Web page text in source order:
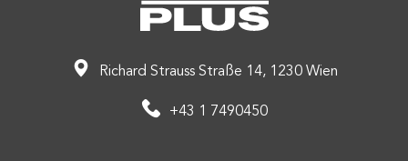
Richard Strauss Straße 14, 1230 Wien
+43 1 7490450